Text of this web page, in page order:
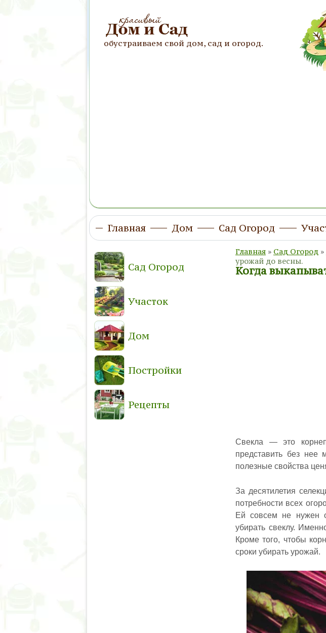
обустраиваем свой дом, сад и огород.
Главная Дом Сад Огород
Главная » Сад Огород »
урожай до весны.
Когда
Свекла — это
представить без
полезные свойства
За десятилетия
потребности всех
Ей совсем не нужен
убирать свеклу.
Кроме того, чтобы
сроки убирать урожай.
Сад Огород
Участок
Дом
Постройки
Рецепты